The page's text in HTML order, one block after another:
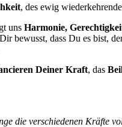
, des ewig
uns Harmonie,
bewusst, dass Du es bist,
Deiner Kraft, das
die verschiedenen Kräfte